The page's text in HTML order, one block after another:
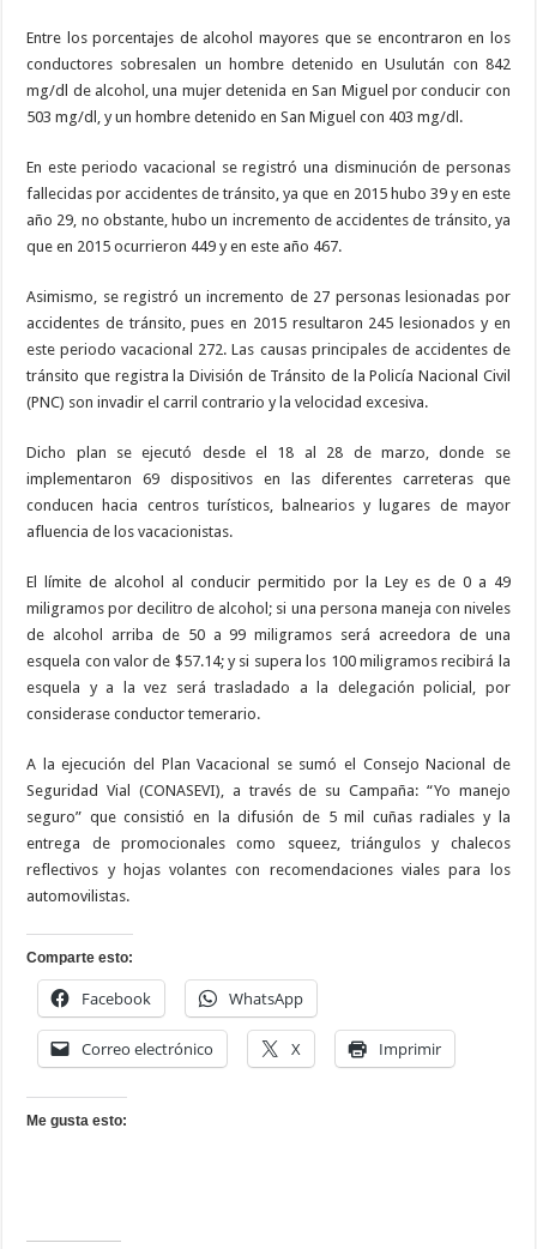
Entre los porcentajes de alcohol mayores que se encontraron en los
conductores sobresalen un hombre detenido en Usulután con 842
mg/dl de alcohol, una mujer detenida en San Miguel por conducir con
503 mg/dl, y un hombre detenido en San Miguel con 403 mg/dl.
En este periodo vacacional se registró una disminución de personas
fallecidas por accidentes de tránsito, ya que en 2015 hubo 39 y en este
año 29, no obstante, hubo un incremento de accidentes de tránsito, ya
que en 2015 ocurrieron 449 y en este año 467.
Asimismo, se registró un incremento de 27 personas lesionadas por
accidentes de tránsito, pues en 2015 resultaron 245 lesionados y en
este periodo vacacional 272. Las causas principales de accidentes de
tránsito que registra la División de Tránsito de la Policía Nacional Civil
(PNC) son invadir el carril contrario y la velocidad excesiva.
Dicho plan se ejecutó desde el 18 al 28 de marzo, donde se
implementaron 69 dispositivos en las diferentes carreteras que
conducen hacia centros turísticos, balnearios y lugares de mayor
afluencia de los vacacionistas.
El límite de alcohol al conducir permitido por la Ley es de 0 a 49
miligramos por decilitro de alcohol; si una persona maneja con niveles
de alcohol arriba de 50 a 99 miligramos será acreedora de una
esquela con valor de $57.14; y si supera los 100 miligramos recibirá la
esquela y a la vez será trasladado a la delegación policial, por
considerase conductor temerario.
A la ejecución del Plan Vacacional se sumó el Consejo Nacional de
Seguridad Vial (CONASEVI), a través de su Campaña: “Yo manejo
seguro” que consistió en la difusión de 5 mil cuñas radiales y la
entrega de promocionales como squeez, triángulos y chalecos
reflectivos y hojas volantes con recomendaciones viales para los
automovilistas.
Comparte esto:
Facebook WhatsApp
Correo electrónico X Imprimir
Me gusta esto: